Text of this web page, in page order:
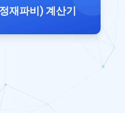
재파비) 계산기